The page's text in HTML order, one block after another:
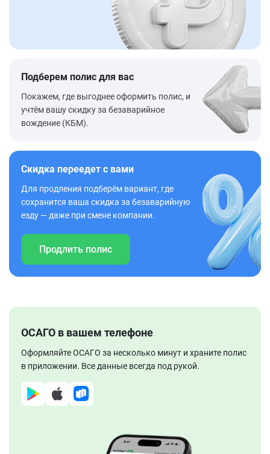
Подберем полис для вас
Покажем, где выгоднее оформить полис, и
учтём вашу скидку за безаварийное
вождение (КБМ).
Скидка переедет с вами
Для продления подберём вариант, где
сохранится ваша скидка за безаварийную
езду — даже при смене компании.
Продлить полис
ОСАГО в вашем телефоне
Оформляйте ОСАГО за несколько минут и храните полис
в приложении. Все данные всегда под рукой.